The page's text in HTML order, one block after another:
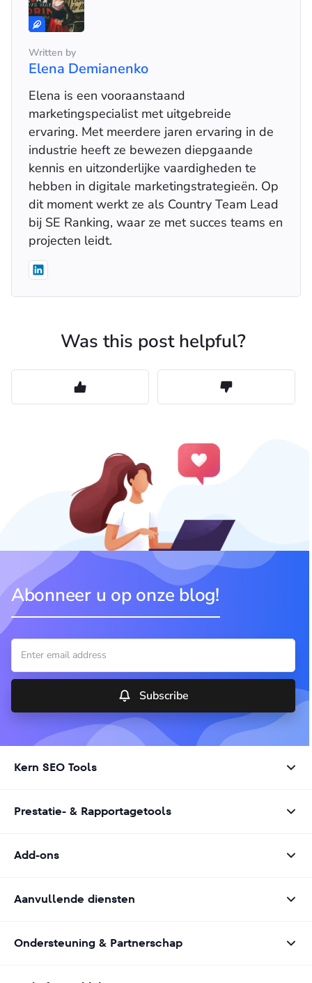
Written by
Elena Demianenko
Elena is een vooraanstaand
marketingspecialist met uitgebreide
ervaring. Met meerdere jaren ervaring in de
industrie heeft ze bewezen diepgaande
kennis en uitzonderlijke vaardigheden te
hebben in digitale marketingstrategieën. Op
dit moment werkt ze als Country Team Lead
bij SE Ranking, waar ze met succes teams en
projecten leidt.
Was this post helpful?
Abonneer u op onze blog!
Subscribe
Kern SEO Tools
Prestatie- & Rapportagetools
Add-ons
Aanvullende diensten
Ondersteuning & Partnerschap